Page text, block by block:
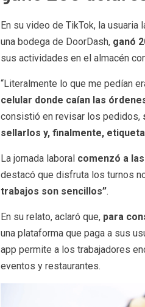
En su video de TikTok, la usuaria
una bodega de DoorDash,ganó
sus actividades en el almacén
“Literalmente lo que me pedían
celular donde caían las
consistió en revisar los pedidos,
sellarlos y, finalmente,
La jornada laboral comenzó a
destacó que disfruta los turnos
trabajos son sencillos”.
En su relato, aclaró que, para
una plataforma que paga a sus
app permite a los trabajadores
eventos y restaurantes.